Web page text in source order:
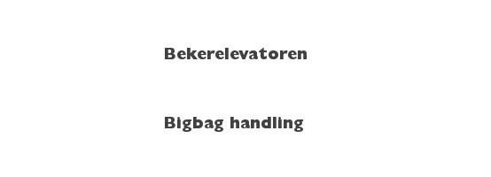
Bekerelevatoren
Bigbag handling